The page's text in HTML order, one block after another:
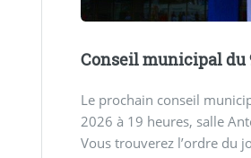
Conseil municipal du
Le prochain conseil
2026 à 19 heures, salle
Vous trouverez l’ordre du